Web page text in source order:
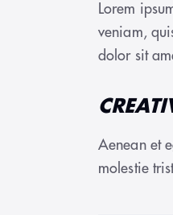
Lorem
veniam,
dolor sit
Aenean et
molestie